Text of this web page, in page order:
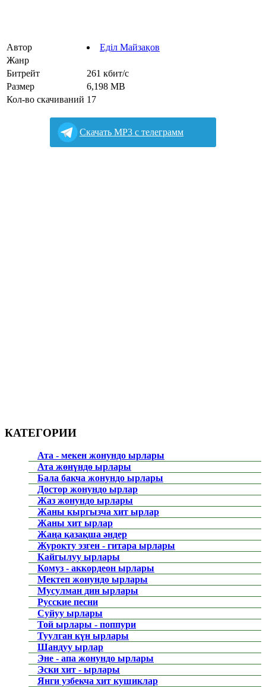
Автор
Еділ Майзақов
Жанр
Битрейт
261 кбит/с
Размер
6,198 MB
Кол-во скачиваний 17
Cкачать MP3 с телеграмм
КАТЕГОРИИ
Ата - мекен жонундо ырлары
Ата жөнүндө ырлары
Бала бакча жонундо ырлары
Достор жонундо ырлар
Жаз жонундо ырлары
Жаны кыргызча хит ырлар
Жаны хит ырлар
Жаңа қазақша әндер
Журокту эзген - гитара ырлары
Кайгылуу ырлары
Комуз - аккордеон ырлары
Мектеп жонундо ырлары
Мусулман дин ырлары
Русские песни
Суйуу ырлары
Той ырлары - поппури
Туулган күн ырлары
Шандуу ырлар
Эне - апа жонундо ырлары
Эски хит - ырлары
Янги узбекча хит кушиклар